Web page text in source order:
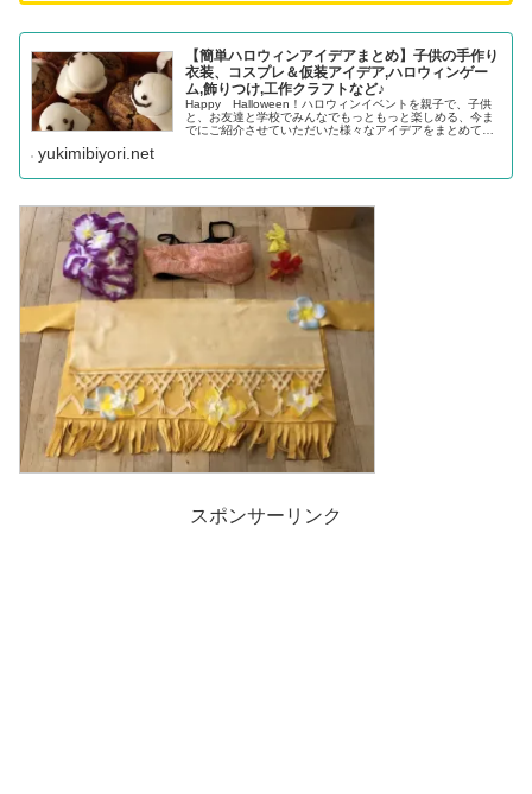
【簡単ハロウィンアイデアまとめ】子供の手作り
衣装、コスプレ＆仮装アイデア,ハロウィンゲー
ム,飾りつけ,工作クラフトなど♪
Happy Halloween！ハロウィンイベントを親子で、子供
と、お友達と学校でみんなでもっともっと楽しめる、今ま
でにご紹介させていただいた様々なアイデアをまとめてみ
yukimibiyori.net
スポンサーリンク